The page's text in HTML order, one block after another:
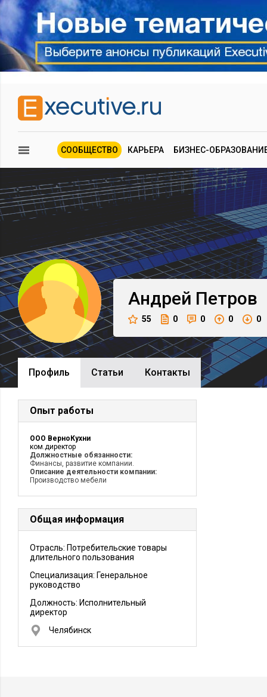
СООБЩЕСТВО КАРЬЕРА БИЗНЕС-
Андрей Петров
55 0 0 0 0
Профиль Cтатьи Контакты
Опыт работы
ООО ВерноКухни
ком.директор
Должностные обязанности:
Финансы, развитие компании.
Описание деятельности компании:
Производство мебели
Общая информация
Отрасль: Потребительские товары
длительного пользования
Специализация: Генеральное
руководство
Должность: Исполнительный
директор
Челябинск